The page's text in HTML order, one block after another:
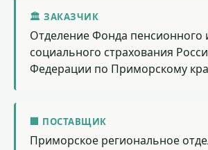
🏛 ЗАКАЗЧИК
Отделение Фонда пенсионного
социального страхования
Федерации по Приморскому
🏢 ПОСТАВЩИК
Приморское региональное